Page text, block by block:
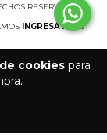
cookiespara
RESERVADOS.
INGRESÁ ACÁ.